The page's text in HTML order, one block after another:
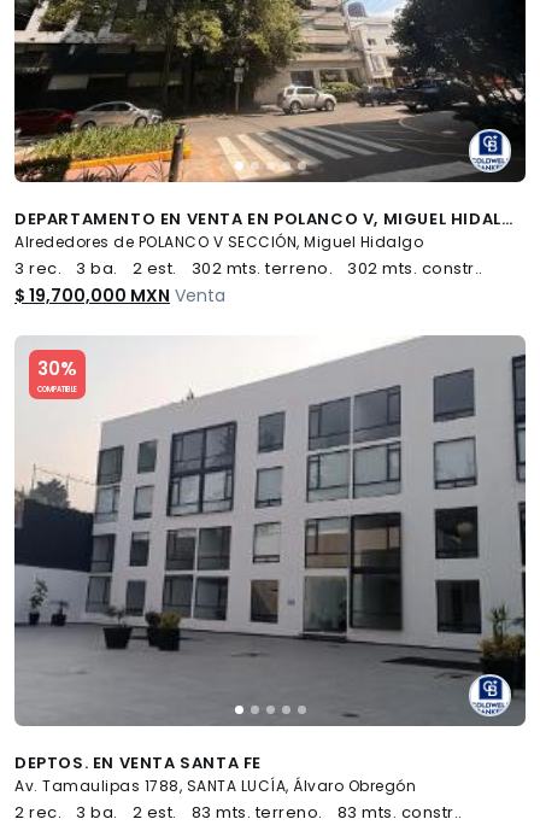
DEPARTAMENTO EN VENTA EN POLANCO V, MIGUEL HIDALGO, CDMX
Alrededores de POLANCO V SECCIÓN, Miguel Hidalgo
3 rec. 3 ba. 2 est. 302 mts. terreno. 302 mts. constr..
$ 19,700,000 MXN Venta
30%
COMPATIBLE
Slide 1 of 5
DEPTOS. EN VENTA SANTA FE
Av. Tamaulipas 1788, SANTA LUCÍA, Álvaro Obregón
2 rec. 3 ba. 2 est. 83 mts. terreno. 83 mts. constr..